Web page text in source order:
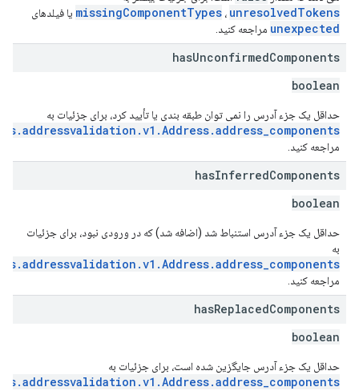
missingComponentTypes ، unresolvedTokens یا فیلدهای
unexpected مراجعه کنید.
hasUnconfirmedComponents
boolean
حداقل یک جزء آدرس را نمی توان طبقه بندی یا تأیید کرد، برای جزئیات به
مراجعه کنید.
hasInferredComponents
boolean
حداقل یک جزء آدرس استنباط شد (اضافه شد) که در ورودی نبود، برای جزئیات
به
مراجعه کنید.
hasReplacedComponents
boolean
حداقل یک جزء آدرس جایگزین شده است، برای جزئیات به